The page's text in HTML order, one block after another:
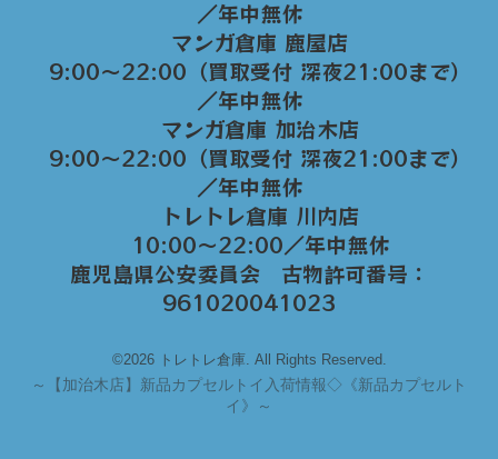
／年中無休
マンガ倉庫 鹿屋店
9:00～22:00（買取受付 深夜21:00まで）
／年中無休
マンガ倉庫 加治木店
9:00〜22:00（買取受付 深夜21:00まで）
／年中無休
トレトレ倉庫 川内店
10:00〜22:00／年中無休
鹿児島県公安委員会 古物許可番号：
961020041023
©2026 トレトレ倉庫. All Rights Reserved.
～
【加治木店】新品カプセルトイ入荷情報◇《新品カプセルト
イ》～